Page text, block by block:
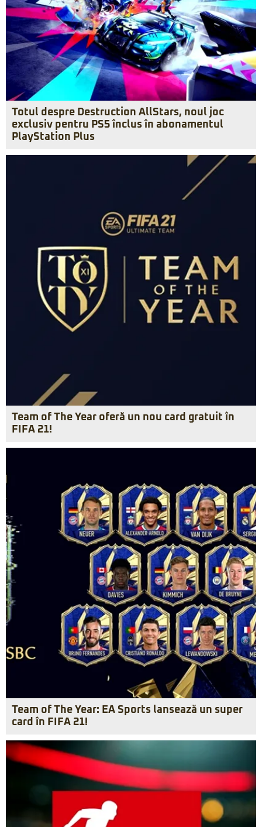
Totul despre Destruction AllStars, noul joc
exclusiv pentru PS5 înclus în abonamentul
PlayStation Plus
Team of The Year oferă un nou card gratuit în
FIFA 21!
Team of The Year: EA Sports lansează un super
card în FIFA 21!